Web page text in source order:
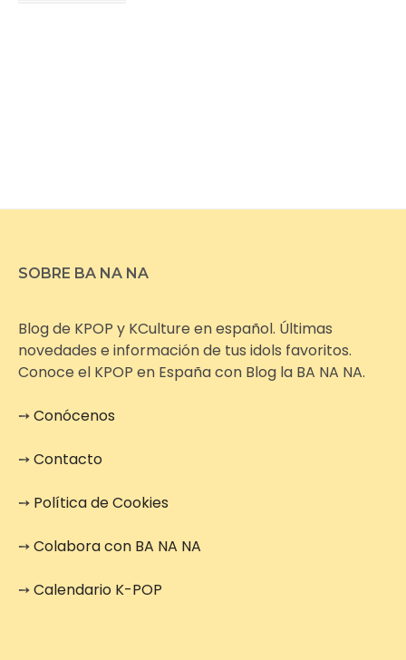
SOBRE BA NA NA
Blog de KPOP y KCulture en español. Últimas
novedades e información de tus idols favoritos.
Conoce el KPOP en España con Blog la BA NA NA.
➙Conócenos
➙Contacto
➙ Política de Cookies
➙Colabora con BA NA NA
➙Calendario K-POP